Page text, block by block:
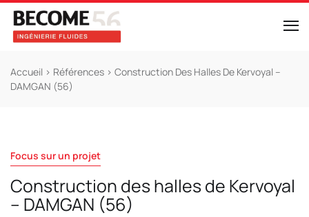
Accueil > Références > Construction Des Halles De Kervoyal –
DAMGAN (56)
Focus sur un projet
Construction des halles de Kervoyal
– DAMGAN (56)